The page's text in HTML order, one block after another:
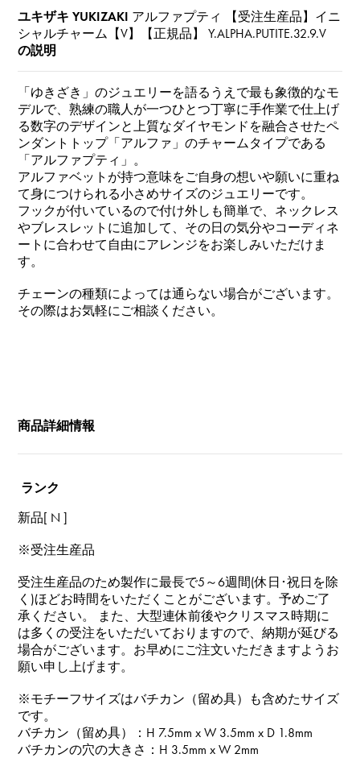
ユキザキ YUKIZAKI アルファプティ 【受注生産品】イニ
シャルチャーム【V】【正規品】
Y.ALPHA.PUTITE.32.9.V
の説明
「ゆきざき」のジュエリーを語るうえで最も象徴的なモ
デルで、熟練の職人が一つひとつ丁寧に手作業で仕上げ
る数字のデザインと上質なダイヤモンドを融合させたペ
ンダントトップ「アルファ」のチャームタイプである
「アルファプティ」。
アルファベットが持つ意味をご自身の想いや願いに重ね
て身につけられる小さめサイズのジュエリーです。
フックが付いているので付け外しも簡単で、ネックレス
やブレスレットに追加して、その日の気分やコーディネ
ートに合わせて自由にアレンジをお楽しみいただけま
す。
チェーンの種類によっては通らない場合がございます。
その際はお気軽にご相談ください。
商品詳細情報
ランク
新品[ N ]
※受注生産品
受注生産品のため製作に最長で5～6週間(休日･祝日を除
く)ほどお時間をいただくことがございます。予めご了
承ください。 また、大型連休前後やクリスマス時期に
は多くの受注をいただいておりますので、納期が延びる
場合がございます。お早めにご注文いただきますようお
願い申し上げます。
※モチーフサイズはバチカン（留め具）も含めたサイズ
です。
バチカン（留め具）：H 7.5mm x W 3.5mm x D 1.8mm
バチカンの穴の大きさ：H 3.5mm x W 2mm